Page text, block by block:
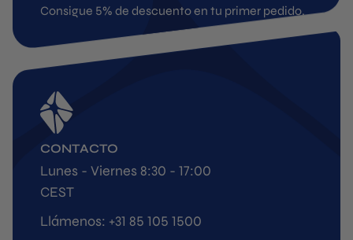
Consigue 5% de descuento en tu primer pedido.
CONTACTO
Lunes - Viernes 8:30 - 17:00
CEST
Llámenos: +31 85 105 1500